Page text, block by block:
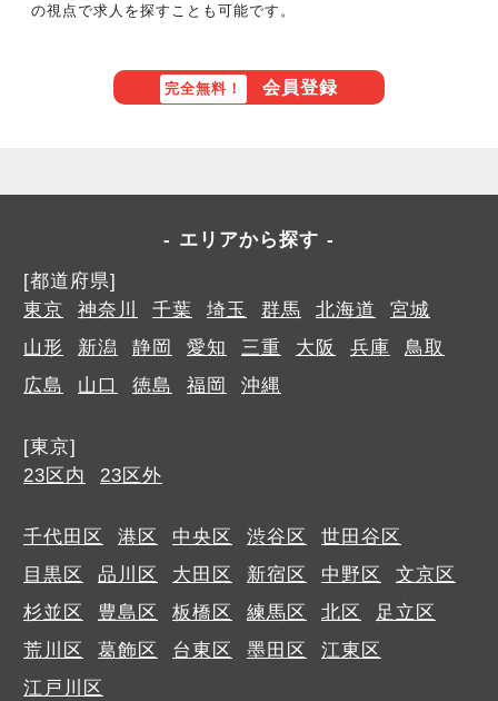
の視点で求人を探すことも可能です。
完全無料！ 会員登録
エリアから探す
[都道府県]
東京
神奈川 千葉 埼玉 群馬 北海道
宮城
山形
新潟 静岡 愛知 三重 大阪 兵庫
鳥取
広島
山口 徳島 福岡 沖縄
[東京]
23区内
23区外
千代田区 港区 中央区 渋谷区
世田谷区
目黒区
品川区 大田区 新宿区 中野区
文京区
杉並区
豊島区 板橋区 練馬区 北区
足立区
荒川区
葛飾区 台東区 墨田区
江東区
江戸川区